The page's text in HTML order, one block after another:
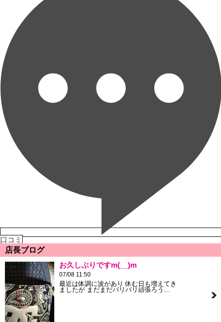
口コミ
店長ブログ
お久しぶりですm(__)m
07/08 11:50
最近は体調に波があり 休む日も増えてき
ましたが まだまだバリバリ頑張ろう…